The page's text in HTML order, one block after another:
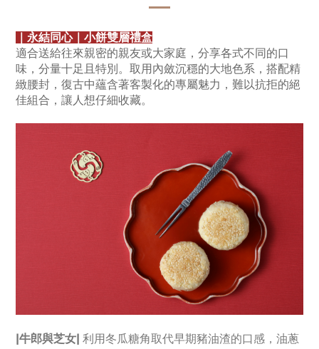
｜永結同心｜小餅雙層禮盒
適合送給往來親密的親友或大家庭，分享各式不同的口
味，分量十足且特別。取用內斂沉穩的大地色系，搭配精
緻腰封，復古中蘊含著客製化的專屬魅力，難以抗拒的絕
佳組合，讓人想仔細收藏。
|牛郎與芝女| 利用冬瓜糖角取代早期豬油渣的口感，油蔥